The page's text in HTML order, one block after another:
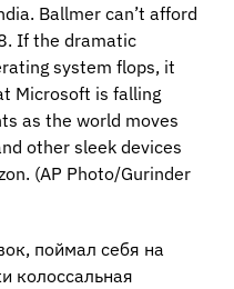
Ballmer can’t afford
If the dramatic
system flops, it
Microsoft is falling
as the world moves
other sleek devices
(AP Photo/Gurinder
поймал себя на
колоссальная